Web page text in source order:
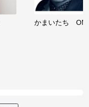
かまいたち